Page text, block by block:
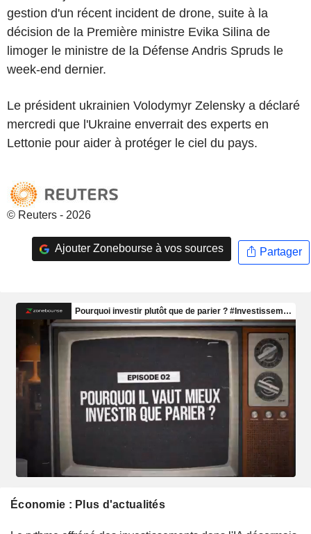
gestion d'un récent incident de drone, suite à la
décision de la Première ministre Evika Silina de
limoger le ministre de la Défense Andris Spruds le
week-end dernier.
Le président ukrainien Volodymyr Zelensky a déclaré
mercredi que l'Ukraine enverrait des experts en
Lettonie pour aider à protéger le ciel du pays.
© Reuters - 2026
Ajouter Zonebourse à vos sources Partager
Économie : Plus d'actualités